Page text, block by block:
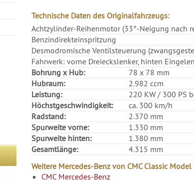
Technische Daten des Originalfahrzeugs:
Achtzylinder-Reihenmotor (33°-Neigung nach
Benzindirekteinspritzung
Desmodromische Ventilsteuerung
Fahrwerk: vorne Dreieckslenker, hinten
Bohrung x Hub:
78 x 78 mm
Hubraum:
2.982 ccm
Leistung:
220 KW / 300 PS
Höchstgeschwindigkeit:
ca. 300 km/h
Radstand:
2.370 mm
Spurweite vorne:
1.330 mm
Spurweite hinten:
1.380 mm
Gesamtlänge:
4.315 mm
Weitere Mercedes-Benz von CMC Classic Model
CMC Mercedes-Benz